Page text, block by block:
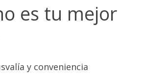
es tu mejor
y conveniencia